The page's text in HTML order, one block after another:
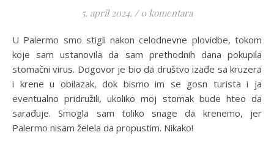
5. april 2024. / 0 komentara
U Palermo smo stigli nakon celodnevne plovidbe, tokom
koje sam ustanovila da sam prethodnih dana pokupila
stomačni virus. Dogovor je bio da društvo izađe sa kruzera
i krene u obilazak, dok bismo im se gosn turista i ja
eventualno pridružili, ukoliko moj stomak bude hteo da
sarađuje. Smogla sam toliko snage da krenemo, jer
Palermo nisam želela da propustim. Nikako!